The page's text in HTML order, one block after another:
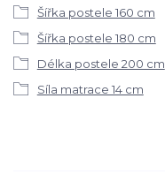
Šířka postele 160 cm
Šířka postele 180 cm
Délka postele 200 cm
Síla matrace 14 cm